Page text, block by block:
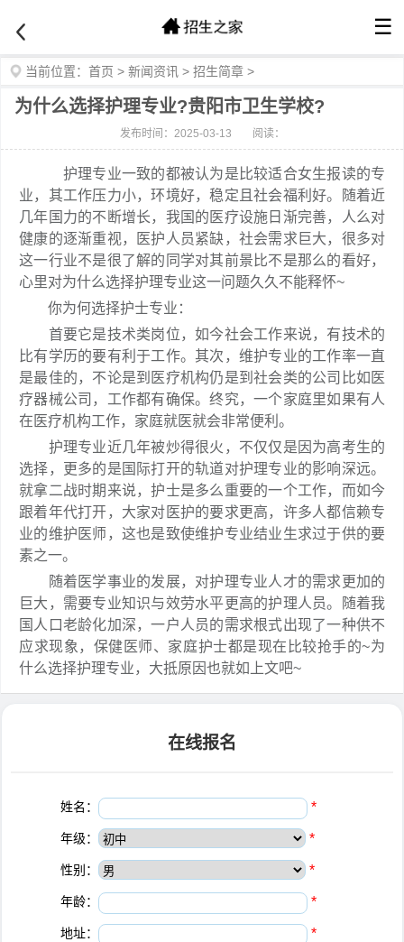
☰
当前位置： 首页 > 新闻资讯 > 招生简章 >
为什么选择护理专业?贵阳市卫生学校?
发布时间：2025-03-13 阅读：
护理专业一致的都被认为是比较适合女生报读的专
业，其工作压力小，环境好，稳定且社会福利好。随着近
几年国力的不断增长，我国的医疗设施日渐完善，人么对
健康的逐渐重视，医护人员紧缺，社会需求巨大，很多对
这一行业不是很了解的同学对其前景比不是那么的看好，
心里对为什么选择护理专业这一问题久久不能释怀~
你为何选择护士专业：
首要它是技术类岗位，如今社会工作来说，有技术的
比有学历的要有利于工作。其次，维护专业的工作率一直
是最佳的，不论是到医疗机构仍是到社会类的公司比如医
疗器械公司，工作都有确保。终究，一个家庭里如果有人
在医疗机构工作，家庭就医就会非常便利。
护理专业近几年被炒得很火，不仅仅是因为高考生的
选择，更多的是国际打开的轨道对护理专业的影响深远。
就拿二战时期来说，护士是多么重要的一个工作，而如今
跟着年代打开，大家对医护的要求更高，许多人都信赖专
业的维护医师，这也是致使维护专业结业生求过于供的要
素之一。
随着医学事业的发展，对护理专业人才的需求更加的
巨大，需要专业知识与效劳水平更高的护理人员。随着我
国人口老龄化加深，一户人员的需求根式出现了一种供不
应求现象，保健医师、家庭护士都是现在比较抢手的~为
什么选择护理专业，大抵原因也就如上文吧~
在线报名
姓名： *
年级： *
性别： *
年龄： *
地址： *